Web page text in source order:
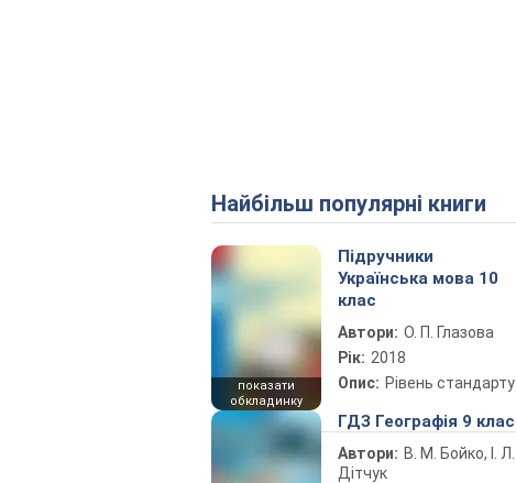
Найбільш популярні книги
показати
обкладинку
Підручники
Українська мова 10
клас
Автори: О. П. Глазова
Рік: 2018
Опис: Рівень стандарту
ГДЗ Географія 9 клас
Автори: В. М. Бойко, І. Л.
Дітчук